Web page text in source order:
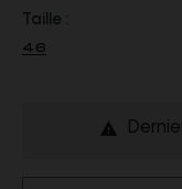
Taille :
46
